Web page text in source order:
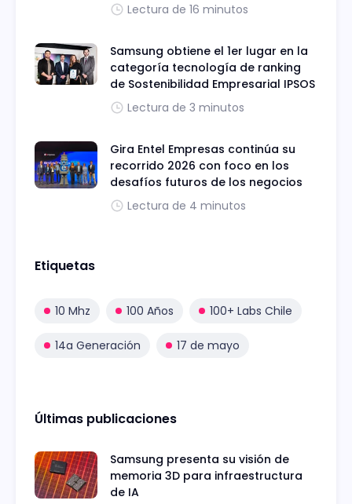
Lectura de 16 minutos
Samsung obtiene el 1er lugar en la
categoría tecnología de ranking
de Sostenibilidad Empresarial IPSOS
Lectura de 3 minutos
Gira Entel Empresas continúa su
recorrido 2026 con foco en los
desafíos futuros de los negocios
Lectura de 4 minutos
Etiquetas
10 Mhz 100 Años 100+ Labs Chile
14a Generación 17 de mayo
Últimas publicaciones
Samsung presenta su visión de
memoria 3D para infraestructura
de IA